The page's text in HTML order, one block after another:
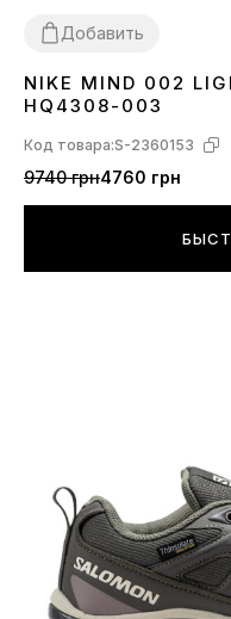
Добавить
3637 38 39 40 41 424344
NIKE MIND 002
HQ4308-003
Код товара:S-2360153
9740 грн4760 грн